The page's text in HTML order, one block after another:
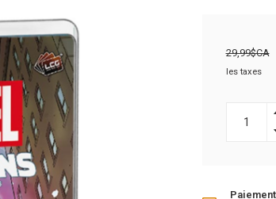
29,99$CA
les taxes